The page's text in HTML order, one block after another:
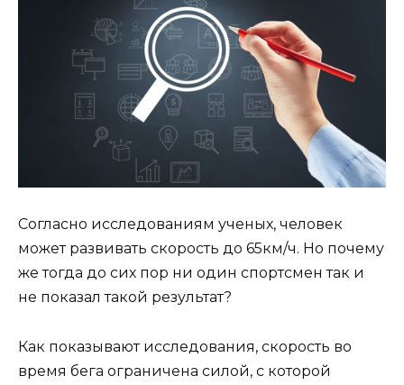
Согласно исследованиям ученых, человек
может развивать скорость до 65км/ч. Но почему
же тогда до сих пор ни один спортсмен так и
не показал такой результат?
Как показывают исследования, скорость во
время бега ограничена силой, с которой